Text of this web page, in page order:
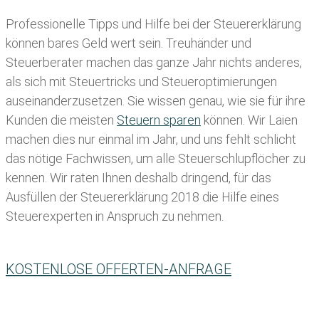
Professionelle Tipps und Hilfe bei der Steuererklärung
können bares Geld wert sein. Treuhänder und
Steuerberater machen das ganze Jahr nichts anderes,
als sich mit Steuertricks und Steueroptimierungen
auseinanderzusetzen. Sie wissen genau, wie sie für ihre
Kunden die meisten Steuern sparen können. Wir Laien
machen dies nur einmal im Jahr, und uns fehlt schlicht
das nötige Fachwissen, um alle Steuerschlupflöcher zu
kennen. Wir raten Ihnen deshalb dringend, für das
Ausfüllen der Steuererklärung 2018 die Hilfe eines
Steuerexperten in Anspruch zu nehmen.
KOSTENLOSE OFFERTEN-ANFRAGE